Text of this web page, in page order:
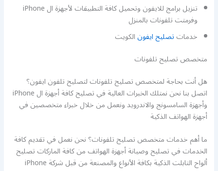
تنزيل برامج للايفون وتحميل كافة التطبيقات لأجهزة ال iPhone
وفرمتت تلفونات بالمنزل
خدماتتصليح ايفونالكويت
متخصص تصليح تلفونات
هل أنت بحاجة لمتخصص تصليح تلفونات لتصليح تلفون ايفون؟
اتصل بنا نحن نمتلك الخبرات العالية في تصليح كافة أجهزة ال iPhone
وأجهزة السامسونج والاندرويد ونعمل من خلال خبراء متخصصين في
أجهزة الهواتف الذكية
ما أهم خدمات متخصص تصليح تلفونات؟ نحن نعمل في تقديم كافة
الخدمات في تصليح وصيانة أجهزة الهواتف من كافة الماركات تصليح
ألواح التابلت الذكية بكافة الأنواع والمصنعة من قبل شركة iPhone